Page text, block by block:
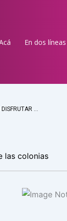
En dos líneas
las colonias